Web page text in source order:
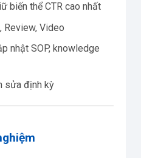
thể CTR cao nhất
Review, Video
nhật SOP, knowledge
sửa định kỳ